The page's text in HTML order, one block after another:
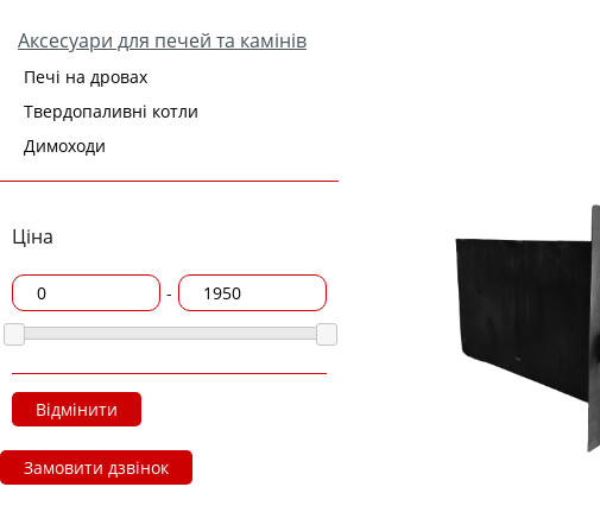
Аксесуари для печей та камінів
Печі на дровах
Твердопаливні котли
Димоходи
Ціна
-
Відмінити
Замовити дзвінок